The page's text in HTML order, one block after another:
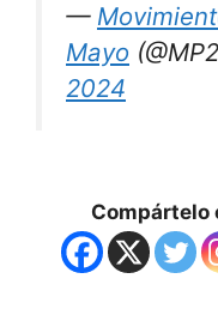
—
Mayo
2024
Compártelo